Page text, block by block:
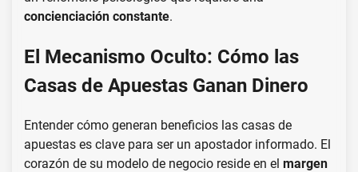
concienciación constante.
El Mecanismo Oculto: Cómo las
Casas de Apuestas Ganan Dinero
Entender cómo generan beneficios las casas de
apuestas es clave para ser un apostador informado. El
corazón de su modelo de negocio reside en el margen